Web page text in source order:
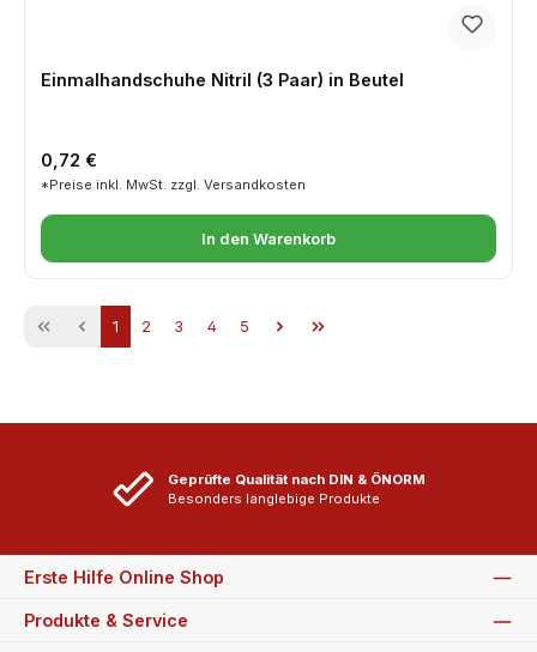
Einmalhandschuhe Nitril (3 Paar) in Beutel
Regulärer Preis:
0,72 €
*Preise inkl. MwSt. zzgl. Versandkosten
In den Warenkorb
Seite
1 Seite
2 Seite
3 Seite
4 Seite
5
Geprüfte Qualität nach DIN & ÖNORM
Besonders langlebige Produkte
Erste Hilfe Online Shop
Produkte & Service